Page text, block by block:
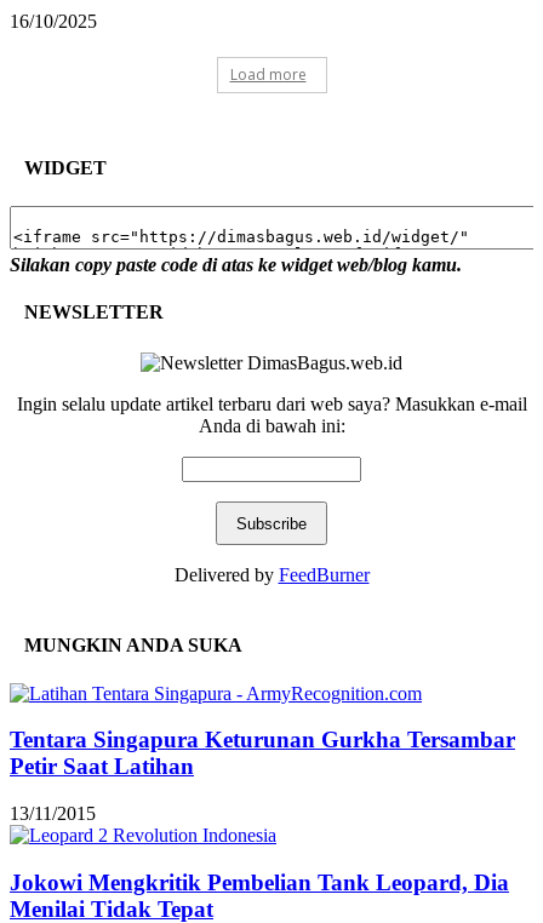
16/10/2025
Load more
WIDGET
Silakan copy paste code di atas ke widget web/blog kamu.
NEWSLETTER
Ingin selalu update artikel terbaru dari web saya? Masukkan e-mail
Anda di bawah ini:
Delivered by FeedBurner
MUNGKIN ANDA SUKA
Tentara Singapura Keturunan Gurkha Tersambar
Petir Saat Latihan
13/11/2015
Jokowi Mengkritik Pembelian Tank Leopard, Dia
Menilai Tidak Tepat